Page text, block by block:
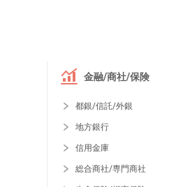
金融/商社/保険
都銀/信託/外銀
地方銀行
信用金庫
総合商社/専門商社